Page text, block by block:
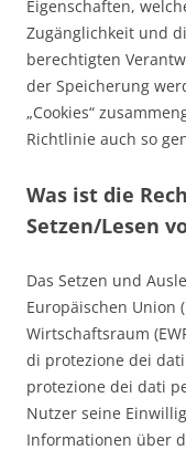
Eigenschaften,
Zugänglichkeit und
berechtigten
der Speicherung
„Cookies“
Richtlinie auch so
Was ist die
Setzen/Lesen
Das Setzen und
Europäischen Union
Wirtschaftsraum
di protezione dei
protezione dei dati
Nutzer seine
Informationen über